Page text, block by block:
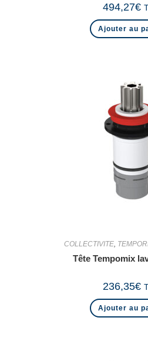
494,27€
Ajouter au
COLLECTIVITE,
Tête Tempomix
236,35€
Ajouter au